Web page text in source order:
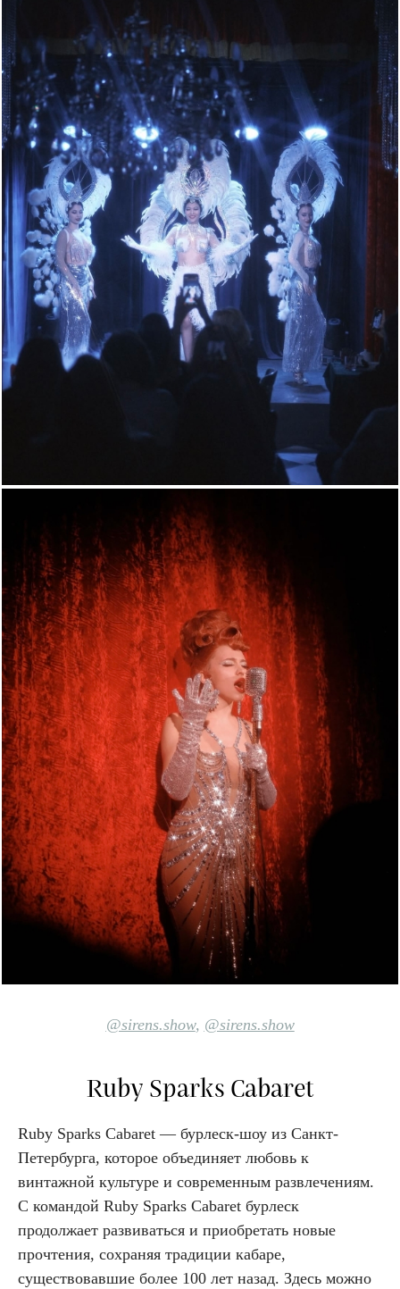
@sirens.show, @sirens.show
Ruby Sparks Cabaret
Ruby Sparks Cabaret — бурлеск-шоу из Санкт-
Петербурга, которое объединяет любовь к
винтажной культуре и современным развлечениям.
С командой Ruby Sparks Cabaret бурлеск
продолжает развиваться и приобретать новые
прочтения, сохраняя традиции кабаре,
существовавшие более 100 лет назад. Здесь можно